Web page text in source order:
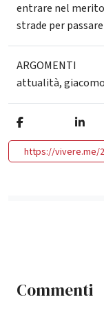
entrare nel
strade per
ARGOMENTI
attualità,
https://vivere.me/
Commenti